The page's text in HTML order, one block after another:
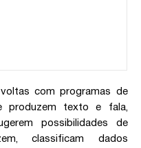
com programas de
produzem texto e fala,
possibilidades de
classificam dados